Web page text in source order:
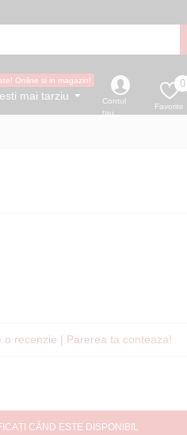
mai tarziu
Online si in magazin!
Contul
tau
Favorite
0
o recenzie | Parerea ta conteaza!
CÂND ESTE DISPONIBIL